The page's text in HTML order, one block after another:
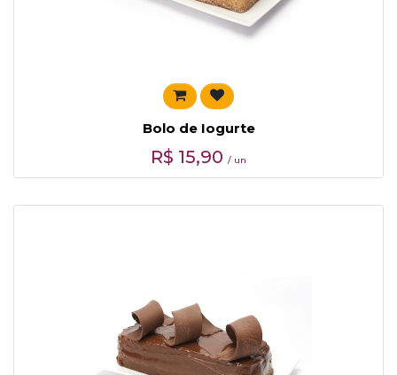
Bolo de Iogurte
R$ 15,90 / un